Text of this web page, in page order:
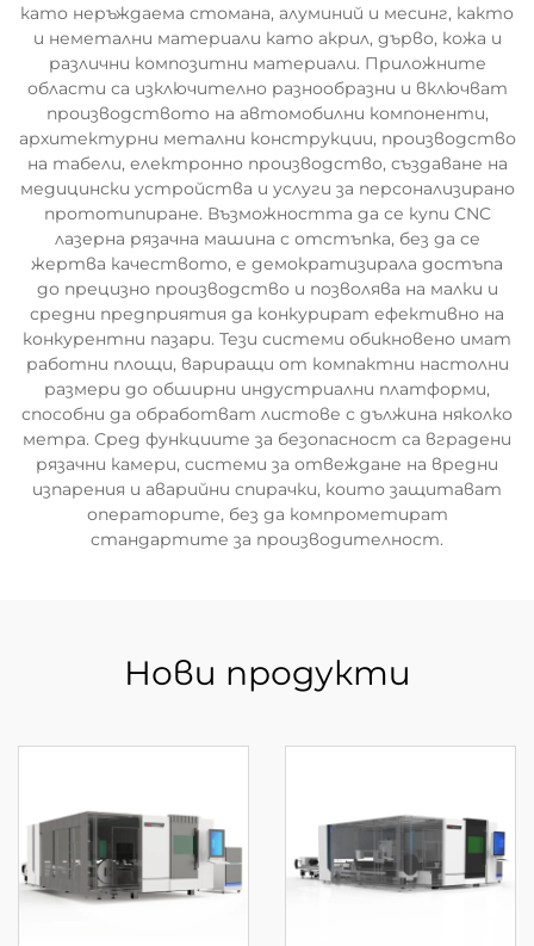
като неръждаема стомана, алуминий и месинг, както
и неметални материали като акрил, дърво, кожа и
различни композитни материали. Приложните
области са изключително разнообразни и включват
производството на автомобилни компоненти,
архитектурни метални конструкции, производство
на табели, електронно производство, създаване на
медицински устройства и услуги за персонализирано
прототипиране. Възможността да се купи CNC
лазерна рязачна машина с отстъпка, без да се
жертва качеството, е демократизирала достъпа
до прецизно производство и позволява на малки и
средни предприятия да конкурират ефективно на
конкурентни пазари. Тези системи обикновено имат
работни площи, вариращи от компактни настолни
размери до обширни индустриални платформи,
способни да обработват листове с дължина няколко
метра. Сред функциите за безопасност са вградени
рязачни камери, системи за отвеждане на вредни
изпарения и аварийни спирачки, които защитават
операторите, без да компрометират
стандартите за производителност.
Нови продукти